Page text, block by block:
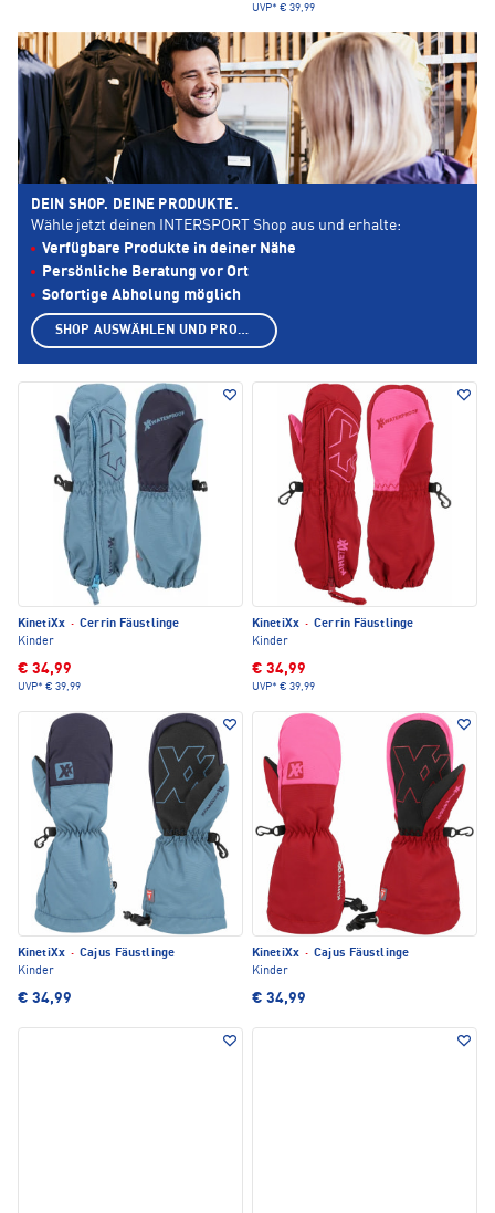
UVP* € 39,99
KinetiXx · Cerrin Fäustlinge
Kinder
€ 34,99
UVP* € 39,99
KinetiXx · Cerrin Fäustlinge
Kinder
€ 34,99
UVP* € 39,99
KinetiXx · Cajus Fäustlinge
Kinder
€ 34,99
KinetiXx · Cajus Fäustlinge
Kinder
€ 34,99
DEIN SHOP. DEINE PRODUKTE.
Wähle jetzt deinen INTERSPORT Shop aus und erhalte:
Verfügbare Produkte in deiner Nähe
Persönliche Beratung vor Ort
Sofortige Abholung möglich
SHOP AUSWÄHLEN UND PRODUKTE ANZEIGEN